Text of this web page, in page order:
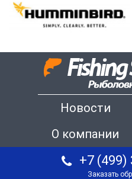
Новости
О компании
+7 (499)
Заказать